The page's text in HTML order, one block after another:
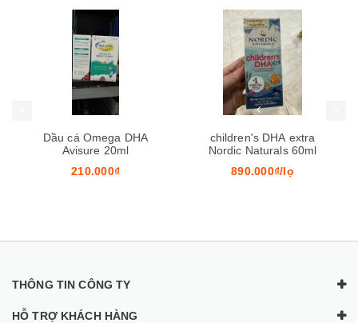
Dầu cá Omega DHA
Avisure 20ml
210.000₫
children's DHA extra
Nordic Naturals 60ml
890.000₫/lọ
THÔNG TIN CÔNG TY
HỖ TRỢ KHÁCH HÀNG